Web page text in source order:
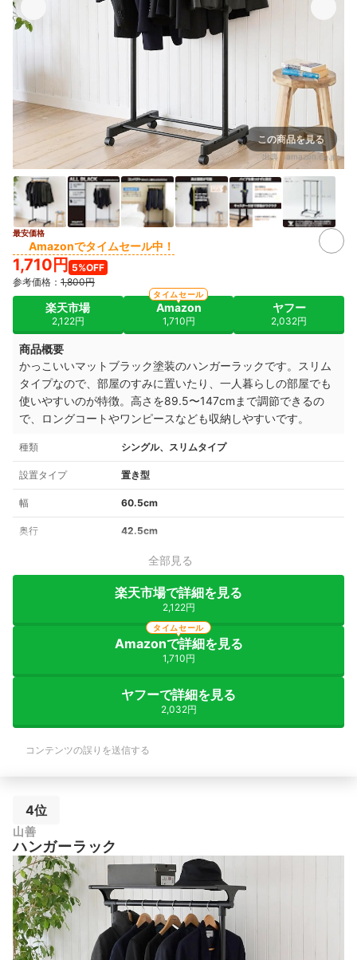
この商品を見る
出典： amazon.co.jp
最安価格
Amazonでタイムセール中！
1,710円 5%OFF
参考価格： 1,800円
楽天市場
2,122円
Amazon
1,710円
タイムセール
ヤフー
2,032円
商品概要
かっこいいマットブラック塗装のハンガーラックです。スリム
タイプなので、部屋のすみに置いたり、一人暮らしの部屋でも
使いやすいのが特徴。高さを89.5〜147cmまで調節できるの
で、ロングコートやワンピースなども収納しやすいです。
種類 シングル、スリムタイプ
設置タイプ 置き型
幅 60.5cm
奥行 42.5cm
全部見る
楽天市場で詳細を見る
2,122円
Amazonで詳細を見る
1,710円
タイムセール
ヤフーで詳細を見る
2,032円
コンテンツの誤りを送信する
4位
山善
ハンガーラック